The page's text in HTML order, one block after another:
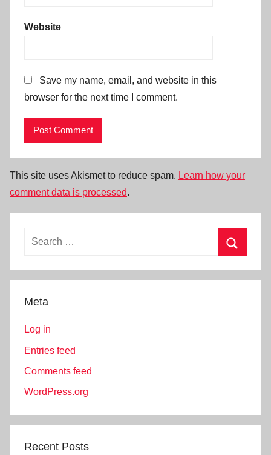
Website
Save my name, email, and website in this
browser for the next time I comment.
This site uses Akismet to reduce spam. Learn how your
comment data is processed.
Search
Meta
Log in
Entries feed
Comments feed
WordPress.org
Recent Posts